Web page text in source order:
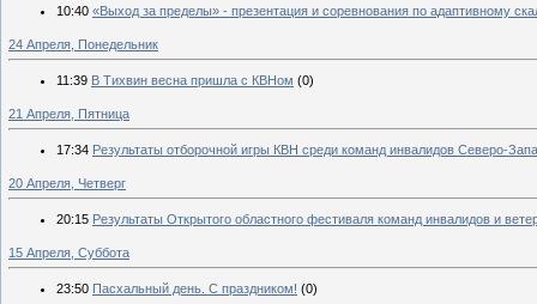
10:40 «Выход за пределы» - презентация и соревнования по адаптивному
24 Апреля, Понедельник
11:39 В Тихвин весна пришла с КВНом (0)
21 Апреля, Пятница
17:34 Результаты отборочной игры КВН среди команд инвалидов Северо-
20 Апреля, Четверг
20:15 Результаты Открытого областного фестиваля команд инвалидов и
15 Апреля, Суббота
23:50 Пасхальный день. С праздником! (0)